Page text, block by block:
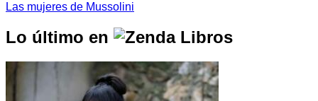
Las mujeres de Mussolini
Lo último en